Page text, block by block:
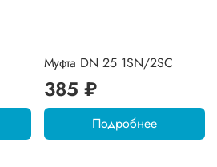
Муфта DN 25 1SN/2SC
385 ₽
Подробнее